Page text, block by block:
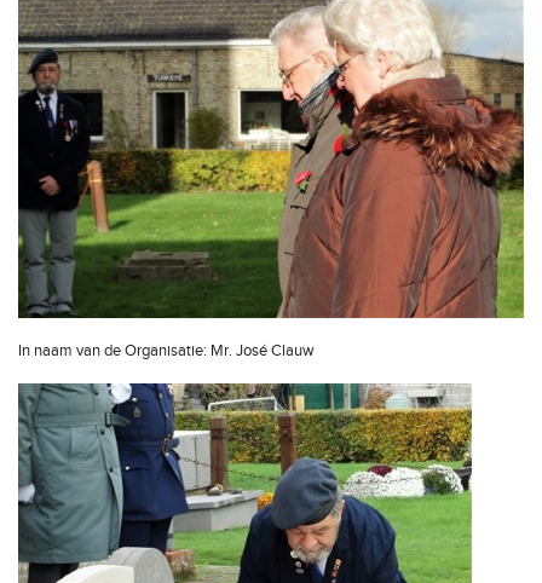
In naam van de Organisatie: Mr. José Clauw